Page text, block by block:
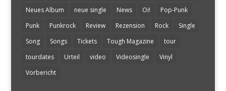
Neues Album neue single News Oi!
Pop-Punk
Punk
Punkrock Review Rezension Rock
Single
Song
Songs Tickets Tough Magazine
tour
tourdates
Urteil video Videosingle
Vinyl
Vorbericht